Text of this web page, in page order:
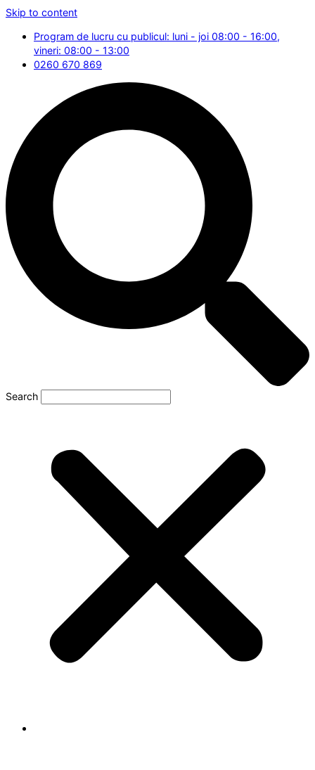
Skip to content
Program de lucru cu publicul: luni - joi 08:00 - 16:00,
vineri: 08:00 - 13:00
0260 670 869
Search